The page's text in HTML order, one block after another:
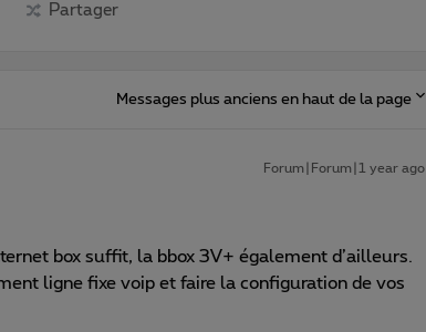
Partager
Messages plus anciens en haut de la page
Forum|Forum|1 year ago
box suffit, la bbox 3V+ également d’ailleurs.
ligne fixe voip et faire la configuration de vos